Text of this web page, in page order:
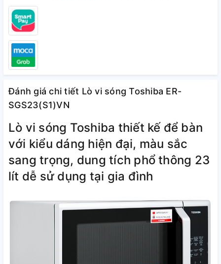
Đánh giá chi tiết Lò vi sóng Toshiba ER-
SGS23(S1)VN
Lò vi sóng Toshiba thiết kế để bàn
với kiểu dáng hiện đại, màu sắc
sang trọng, dung tích phổ thông 23
lít dễ sử dụng tại gia đình